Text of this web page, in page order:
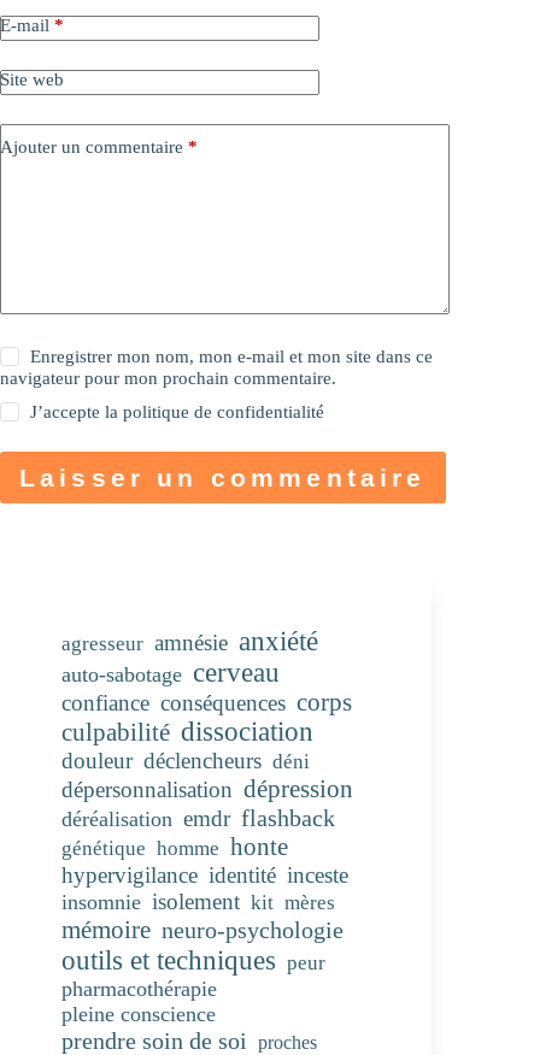
E-mail *
Site web
Ajouter un commentaire *
Enregistrer mon nom, mon e-mail et mon site dans ce
navigateur pour mon prochain commentaire.
J’accepte lapolitique de confidentialité
Laisser un commentaire
agresseur amnésie anxiété
auto-sabotage cerveau
confiance conséquences corps
culpabilité dissociation
douleur déclencheurs déni
dépersonnalisation dépression
déréalisation emdr flashback
génétique homme honte
hypervigilance identité inceste
insomnie isolement kit mères
mémoire neuro-psychologie
outils et techniques peur
pharmacothérapie
pleine conscience
prendre soin de soi proches